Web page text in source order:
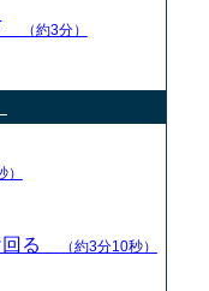
（約3分）
回る （約3分10秒）